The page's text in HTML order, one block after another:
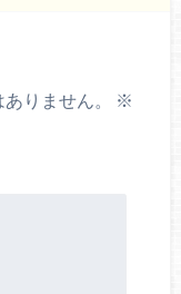
りません。
※